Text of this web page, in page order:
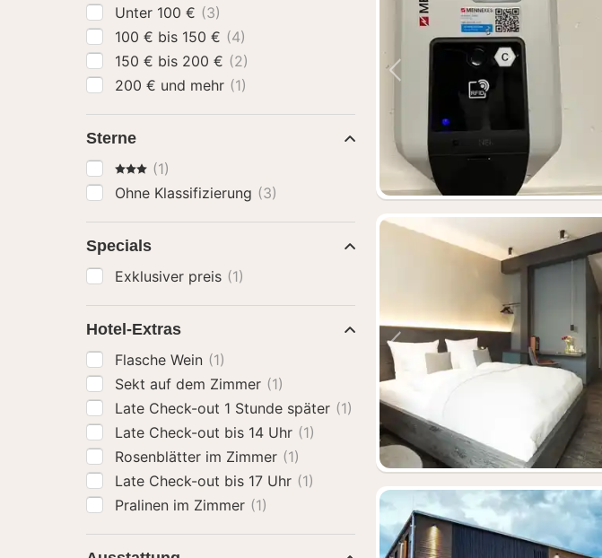
Vorheriges Bild
Vorheriges Bild
Unter 100 € (3)
100 € bis 150 € (4)
150 € bis 200 € (2)
200 € und mehr (1)
Sterne
3 Sterne
(1)
Ohne Klassifizierung (3)
Specials
Exklusiver preis (1)
Hotel-Extras
Flasche Wein (1)
Sekt auf dem Zimmer (1)
Late Check-out 1 Stunde später (1)
Late Check-out bis 14 Uhr (1)
Rosenblätter im Zimmer (1)
Late Check-out bis 17 Uhr (1)
Pralinen im Zimmer (1)